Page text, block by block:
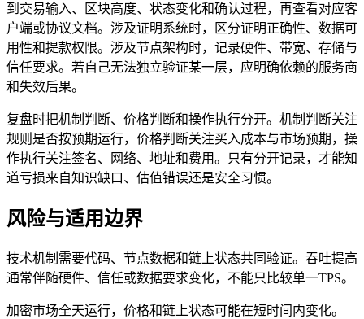
到交易输入、区块高度、状态变化和确认过程，再查看对应客
户端或协议文档。涉及证明系统时，区分证明正确性、数据可
用性和提款权限。涉及节点架构时，记录硬件、带宽、存储与
信任要求。若自己无法独立验证某一层，应明确依赖的服务商
和失效后果。
复盘时把机制判断、价格判断和操作执行分开。机制判断关注
规则是否按预期运行，价格判断关注买入成本与市场预期，操
作执行关注签名、网络、地址和费用。只有分开记录，才能知
道亏损来自知识缺口、估值错误还是安全习惯。
风险与适用边界
技术机制需要代码、节点数据和链上状态共同验证。吞吐提高
通常伴随硬件、信任或数据要求变化，不能只比较单一TPS。
加密市场全天运行，价格和链上状态可能在短时间内变化。